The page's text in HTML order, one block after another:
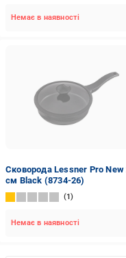
Немає в наявності
Сковорода Lessner Pro New
см Black (8734-26)
1
Немає в наявності